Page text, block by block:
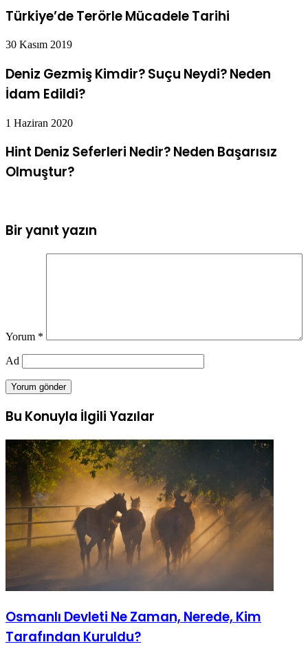
Türkiye’de Terörle Mücadele Tarihi
30 Kasım 2019
Deniz Gezmiş Kimdir? Suçu Neydi? Neden
İdam Edildi?
1 Haziran 2020
Hint Deniz Seferleri Nedir? Neden Başarısız
Olmuştur?
Bir yanıt yazın
Yorum *
Ad
Bu Konuyla İlgili Yazılar
Osmanlı Devleti Ne Zaman, Nerede, Kim
Tarafından Kuruldu?